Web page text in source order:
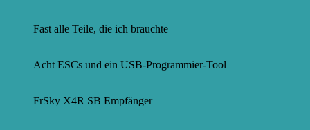
Fast alle Teile, die ich brauchte
Acht ESCs und ein USB-Programmier-Tool
FrSky X4R SB Empfänger